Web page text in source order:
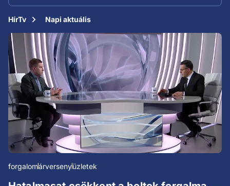
HírTv Napi aktuális
forgalomárversenyüzletek